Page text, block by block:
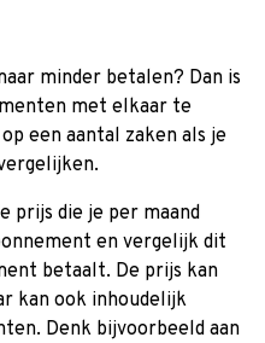
minder betalen? Dan is
met elkaar te
een aantal zaken als je
prijs die je per maand
en vergelijk dit
betaalt. De prijs kan
kan ook inhoudelijk
Denk bijvoorbeeld aan